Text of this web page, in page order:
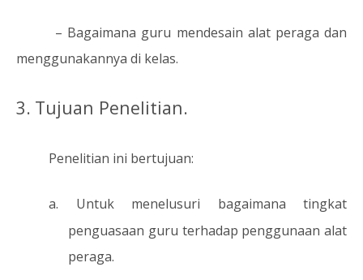
– Bagaimana guru mendesain alat peraga dan
menggunakannya di kelas.
3. Tujuan Penelitian.
Penelitian ini bertujuan:
a.
Untuk menelusuri bagaimana tingkat
penguasaan guru terhadap penggunaan alat
peraga.